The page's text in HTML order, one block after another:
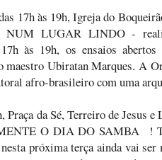
17h às 19h, Igreja do
LUGAR LINDO -
às 19h, os ensaios
maestro Ubiratan Marques. A
afro-brasileiro com uma
Praça da Sé, Terreiro de Jesus
O DIA DO SAMBA !
próxima terça ainda vai ser